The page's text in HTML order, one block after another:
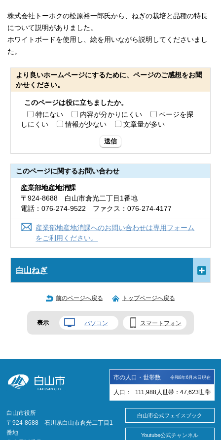
株式会社トーホクの松原裕一郎氏から、ねぎの栽培と品種の特長
について説明がありました。
ホワイトボードを使用し、絵を用いながら説明してくださいまし
た。
より良いホームページにするために、ページのご感想をお聞
かせください。
このページは役に立ちましたか。
特にない
内容が分かりにくい
ページを探
しにくい
情報が少ない 文章量が多い
送信
このページに関するお問い合わせ
産業部地産地消課
〒924-8688 白山市倉光二丁目1番地
電話：076-274-9522 ファクス：076-274-4177
産業部地産地消課へのお問い合わせは専用フォーム
をご利用ください。
白山ねぎ
前のページへ戻る トップページへ戻る
表示 パソコン スマートフォン
市の人口・世帯数 令和8年6月末日現在
人口： 111,988 人 世帯： 47,623世帯
白山市役所
〒924-8688 石川県白山市倉光二丁目1
番地
白山市公式フェイスブック
Youtube公式チャンネル